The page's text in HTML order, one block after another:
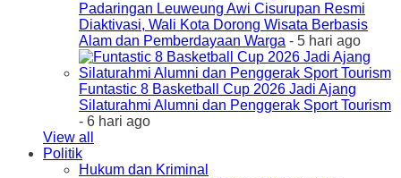
Padaringan Leuweung Awi Cisurupan Resmi
Diaktivasi, Wali Kota Dorong Wisata Berbasis
Alam dan Pemberdayaan Warga - 5 hari ago
Funtastic 8 Basketball Cup 2026 Jadi Ajang
Silaturahmi Alumni dan Penggerak Sport Tourism
- 6 hari ago
View all
Politik
Hukum dan Kriminal